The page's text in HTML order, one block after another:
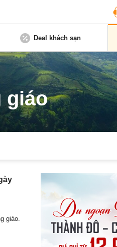
Deal khách sạn
giáo
giáo.